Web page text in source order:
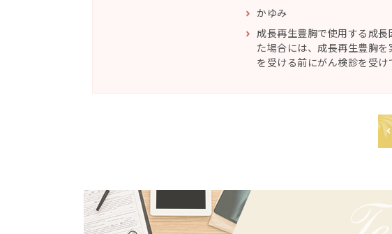
かゆみ
成長再生豊胸で使用する成
た場合には、成長再生豊胸
を受ける前にがん検診を受け